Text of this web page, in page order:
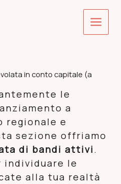
Main
Menu
in conto capitale (a
le
a
regionale e
sezione offriamo
di bandi attivi.
le
alla tua realtà